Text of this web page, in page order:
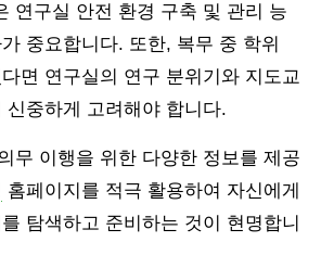
연구실 안전 환경 구축 및 관리 능
중요합니다. 또한, 복무 중 학위
면 연구실의 연구 분위기와 지도교
신중하게 고려해야 합니다.
무 이행을 위한 다양한 정보를 제공
홈페이지를 적극 활용하여 자신에게
탐색하고 준비하는 것이 현명합니